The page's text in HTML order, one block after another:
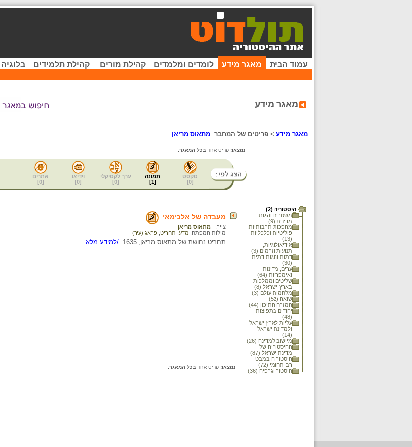
עמוד הבית מאגר מידע לומדים ומלמדים קהילת מורים קהילת תלמידים בלוגיה
מאגר מידע
מאגר מידע > פריטים של המחבר מתאוס מריאן
נמצאו: פריט אחד בכל המאגר.
טקסט
[
0
]
תמונה
[
1
]
ערך לקסיקלי
[
0
]
וידיאו
[
0
]
אתרים
[
0
]
היסטוריה (2)
משטרים והגות
מדינית (9)
מהפכות תרבותיות,
פוליטיות וכלכליות
(13)
אידיאולוגיות,
תנועות וזרמים (3)
דתות והגות דתית
(30)
ערים, מדינות
ואימפריות (64)
שליטים וממלכות
בארץ-ישראל (8)
מלחמות עולם (3)
שואה (52)
המזרח התיכון (44)
יהודים בתפוצות
(48)
עליות לארץ ישראל
ולמדינת ישראל
(14)
מיישוב למדינה (26)
ההיסטוריה של
מדינת ישראל (87)
היסטוריה במבט
רב-תחומי (72)
היסטוריוגרפיה (36)
מעבדה של אלכימאי
צייר:
מתאוס מריאן
מילות המפתח: מדע תחריט פראג (עיר)
תחריט נחושת של מתאוס מריאן, 1635. /למידע מלא...
נמצאו: פריט אחד בכל המאגר.